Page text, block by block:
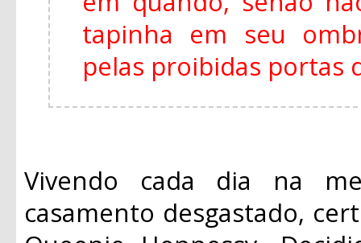
tapinha em seu
pelas proibidas portas
Vivendo cada dia na
casamento desgastado,